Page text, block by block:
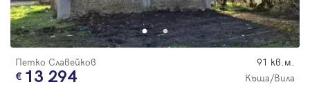
Петко Славейков 91 кв.м.
13 294 Къща/Вила
Парола